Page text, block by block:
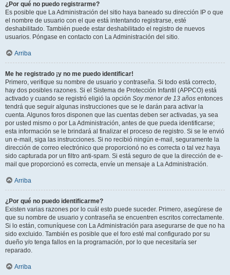
¿Por qué no puedo registrarme?
Es posible que La Administración del sitio haya baneado su dirección IP o que
el nombre de usuario con el que está intentando registrarse, esté
deshabilitado. También puede estar deshabilitado el registro de nuevos
usuarios. Póngase en contacto con La Administración del sitio.
Arriba
Me he registrado ¡y no me puedo identificar!
Primero, verifique su nombre de usuario y contraseña. Si todo está correcto,
hay dos posibles razones. Si el Sistema de Protección Infantil (APPCO) está
activado y cuando se registró eligió la opción Soy menor de 13 años entonces
tendrá que seguir algunas instrucciones que se le darán para activar la
cuenta. Algunos foros disponen que las cuentas deben ser activadas, ya sea
por usted mismo o por La Administración, antes de que pueda identificarse;
esta información se le brindará al finalizar el proceso de registro. Si se le envió
un e-mail, siga las instrucciones. Si no recibió ningún e-mail, seguramente la
dirección de correo electrónico que proporcionó no es correcta o tal vez haya
sido capturada por un filtro anti-spam. Si está seguro de que la dirección de e-
mail que proporcionó es correcta, envíe un mensaje a La Administración.
Arriba
¿Por qué no puedo identificarme?
Existen varias razones por lo cuál esto puede suceder. Primero, asegúrese de
que su nombre de usuario y contraseña se encuentren escritos correctamente.
Si lo están, comuníquese con La Administración para asegurarse de que no ha
sido excluido. También es posible que el foro esté mal configurado por su
dueño y/o tenga fallos en la programación, por lo que necesitaría ser
reparado.
Arriba